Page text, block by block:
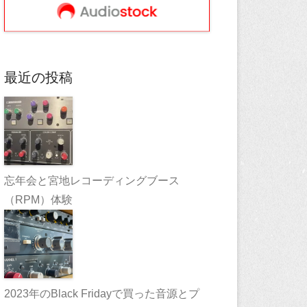
最近の投稿
忘年会と宮地レコーディングブース
（RPM）体験
2023年のBlack Fridayで買った音源とプ